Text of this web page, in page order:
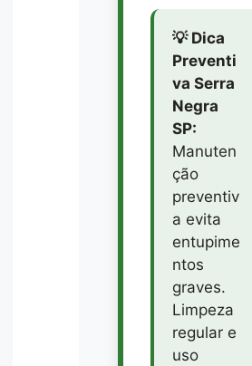
💡 Dica
Preventi
va Serra
Negra
SP:
Manuten
ção
preventiv
a evita
entupime
ntos
graves.
Limpeza
regular e
uso